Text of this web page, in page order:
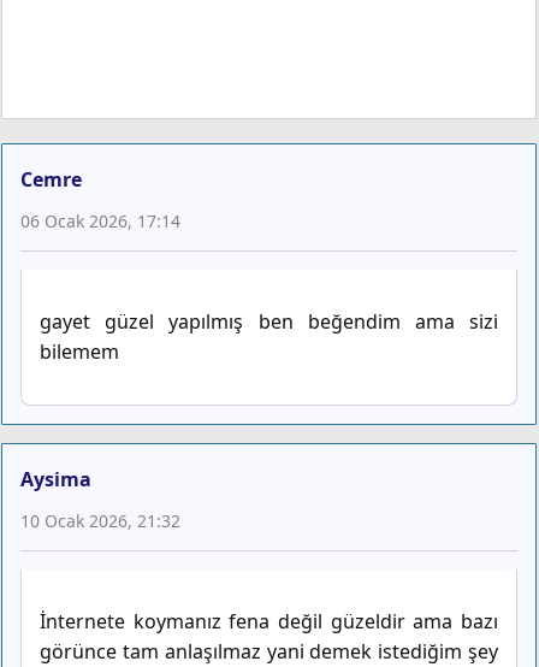
Cemre
06 Ocak 2026, 17:14
gayet güzel yapılmış ben beğendim ama sizi
bilemem
Aysima
10 Ocak 2026, 21:32
İnternete koymanız fena değil güzeldir ama bazı
görünce tam anlaşılmaz yani demek istediğim şey